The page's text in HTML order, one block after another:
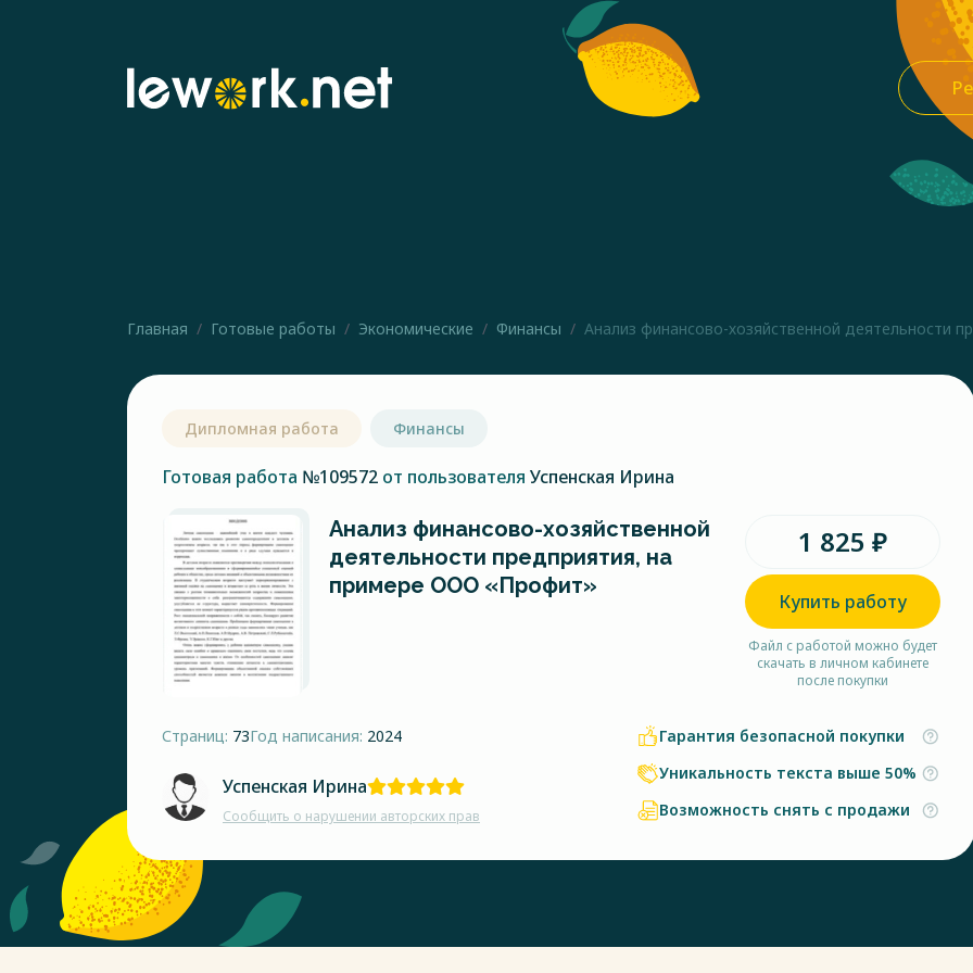
Главная Готовые работы Экономические Финансы Анализ финансово-хозяйственной деятельности
Дипломная работа Финансы
Готовая работа №109572 от пользователя Успенская Ирина
Анализ финансово-хозяйственной
деятельности предприятия, на
примере ООО «Профит»
1 825 ₽
Купить работу
Файл с работой можно будет
скачать в личном кабинете
после покупки
Страниц: 73Год написания: 2024
Успенская Ирина
Сообщить о нарушении авторских прав
Гарантия безопасной покупки
Уникальность текста выше 50%
Возможность снять с продажи